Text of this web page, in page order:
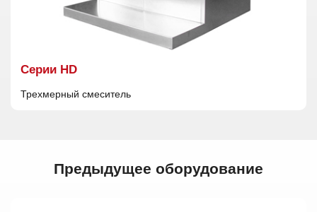
Cерии HD
Трехмерный смеситель
Предыдущее оборудование